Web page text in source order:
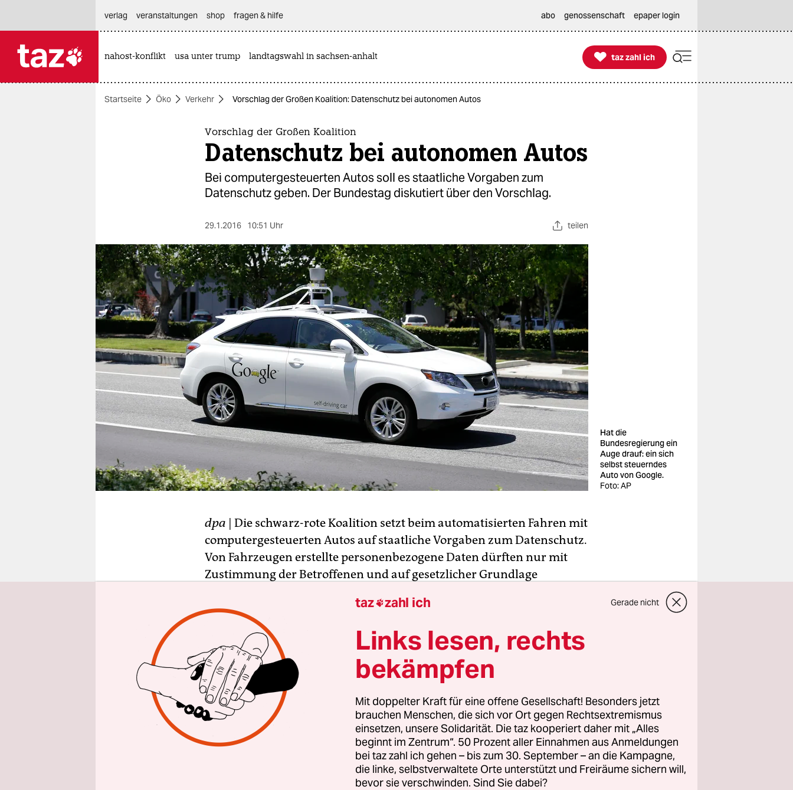
themen
berlin
nord
wahrheit
verlag
verlag
veranstaltungen
shop
unterstützen
abo
verlag
veranstaltungen shop fragen & hilfe abo genossenschaft epaper login
nahost-konflikt usa unter trump landtagswahl in sachsen-anhalt 
taz zahl ich
taz zahl ich
Startseite Öko Verkehr Vorschlag der Großen Koalition: Datenschutz bei autonomen Autos
Vorschlag der Großen Koalition
Datenschutz bei autonomen Autos
Bei computergesteuerten Autos soll es staatliche Vorgaben zum
Datenschutz geben. Der Bundestag diskutiert über den Vorschlag.
29.1.2016 10:51 Uhr teilen
Hat die
Bundesregierung ein
Auge drauf: ein sich
selbst steuerndes
Auto von Google.
Foto: AP
dpa | Die schwarz-rote Koalition setzt beim automatisierten Fahren mit
computergesteuerten Autos auf staatliche Vorgaben zum Datenschutz.
Von Fahrzeugen erstellte personenbezogene Daten dürften nur mit
Zustimmung der Betroffenen und auf gesetzlicher Grundlage
und SPD, über den der Bundestag am Freitag berät.
Bewegungsprofile mit direktem Personenbezug sollten so nicht
möglich sein. Fahrer und Autobesitzer sollten selbst entscheiden
dürfen, wer einen Zugriff auf Daten bekommt. Das Aktivieren und
Ausschalten der Datenübermittlung müsse dabei „jederzeit möglich
und einfach auszuführen sein“.
taz zahl ich Gerade nicht
Links lesen, rechts
bekämpfen
Mit doppelter Kraft für eine offene Gesellschaft! Besonders jetzt
brauchen Menschen, die sich vor Ort gegen Rechtsextremismus
einsetzen, unsere Solidarität. Die taz kooperiert daher mit „Alles
beginnt im Zentrum“. 50 Prozent aller Einnahmen aus Anmeldungen
bei taz zahl ich gehen – bis zum 30. September – an die Kampagne,
die linke, selbstverwaltete Orte unterstützt und Freiräume sichern will,
bevor sie verschwinden. Sind Sie dabei?